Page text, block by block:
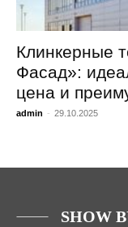
Клинкерные
Фасад»:
цена и
admin - 29.10.2025
SHOW